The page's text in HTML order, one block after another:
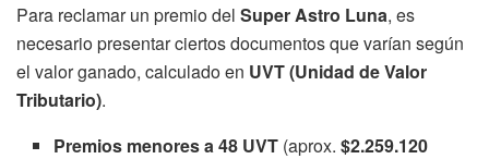
Para reclamar un premio del Super Astro Luna, es
necesario presentar ciertos documentos que varían según
el valor ganado, calculado en UVT (Unidad de Valor
Tributario).
Premios menores a 48 UVT (aprox.$2.259.120